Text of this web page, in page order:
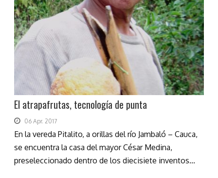
El atrapafrutas, tecnología de punta
06 Apr. 2017
En la vereda Pitalito, a orillas del río Jambaló – Cauca,
se encuentra la casa del mayor César Medina,
preseleccionado dentro de los diecisiete inventos...